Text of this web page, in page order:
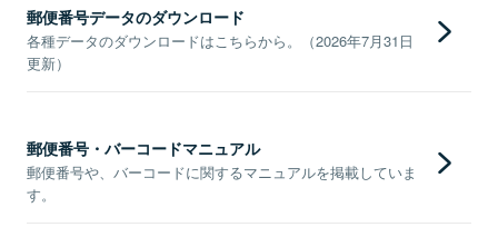
郵便番号データのダウンロード
各種データのダウンロードはこちらから。（2026年7月31日
更新）
郵便番号・バーコードマニュアル
郵便番号や、バーコードに関するマニュアルを掲載していま
す。